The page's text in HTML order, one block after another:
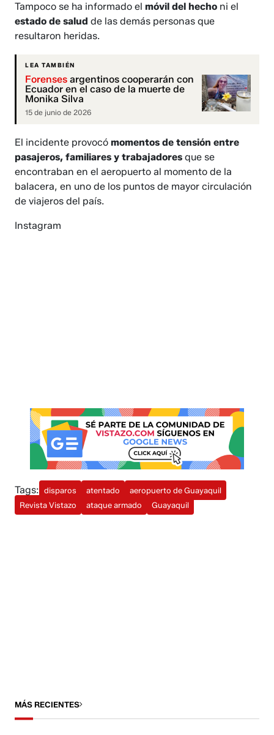
Tampoco se ha informado el móvil del hecho ni el
estado de salud de las demás personas que
resultaron heridas.
LEA TAMBIÉN
Forenses argentinos cooperarán con
Ecuador en el caso de la muerte de
Monika Silva
15 de junio de 2026
El incidente provocómomentos de tensión entre
pasajeros, familiares y trabajadores que se
encontraban en el aeropuerto al momento de la
balacera, en uno de los puntos de mayor circulación
de viajeros del país.
Instagram
Tags: disparos atentado
aeropuerto de Guayaquil
Revista Vistazo
ataque armado Guayaquil
MÁS RECIENTES